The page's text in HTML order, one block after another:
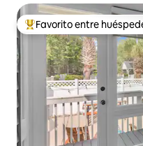
De los mejores en
Favorito entre